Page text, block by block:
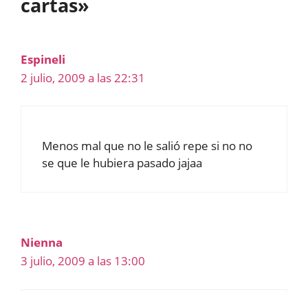
Espineli
2 julio, 2009 a las 22:31
Menos mal que no le salió repe si no no
se que le hubiera pasado jajaa
Nienna
3 julio, 2009 a las 13:00